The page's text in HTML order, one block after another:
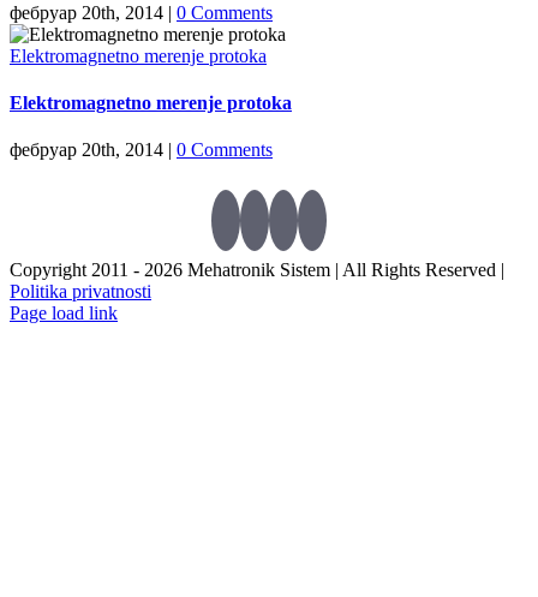
фебруар 20th, 2014 | 0 Comments
Elektromagnetno merenje protoka
Elektromagnetno merenje protoka
фебруар 20th, 2014 | 0 Comments
Copyright 2011 - 2026 Mehatronik Sistem | All Rights Reserved |
Politika privatnosti
Page load link